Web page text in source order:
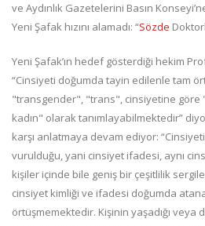
ve Aydınlık Gazetelerini Basın
Yeni Şafak hızını alamadı: “Sözde
Yeni Şafak’ın hedef gösterdiği hekim
“Cinsiyeti doğumda tayin edilenle tam
"transgender", "trans", cinsiyetine
kadın" olarak tanımlayabilmektedir”
karşı anlatmaya devam ediyor:
vurulduğu, yani cinsiyet ifadesi, aynı
kişiler içinde bile geniş bir çeşitlilik
cinsiyet kimliği ve ifadesi doğumda
örtüşmemektedir. Kişinin yaşadığı veya